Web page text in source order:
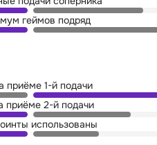
геймов подряд
приёме 1-й подачи
приёме 2-й подачи
использованы